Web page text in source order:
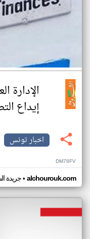
الإدارة
إيداع
اخبار تونس
DM78FV
جريدة• alchourouk.com